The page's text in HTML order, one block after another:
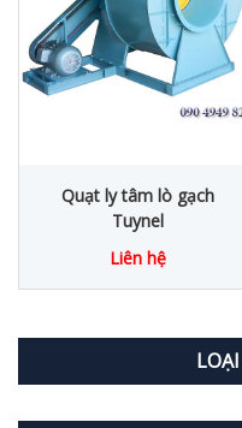
Quạt ly tâm lò gạch
Tuynel
Liên hệ